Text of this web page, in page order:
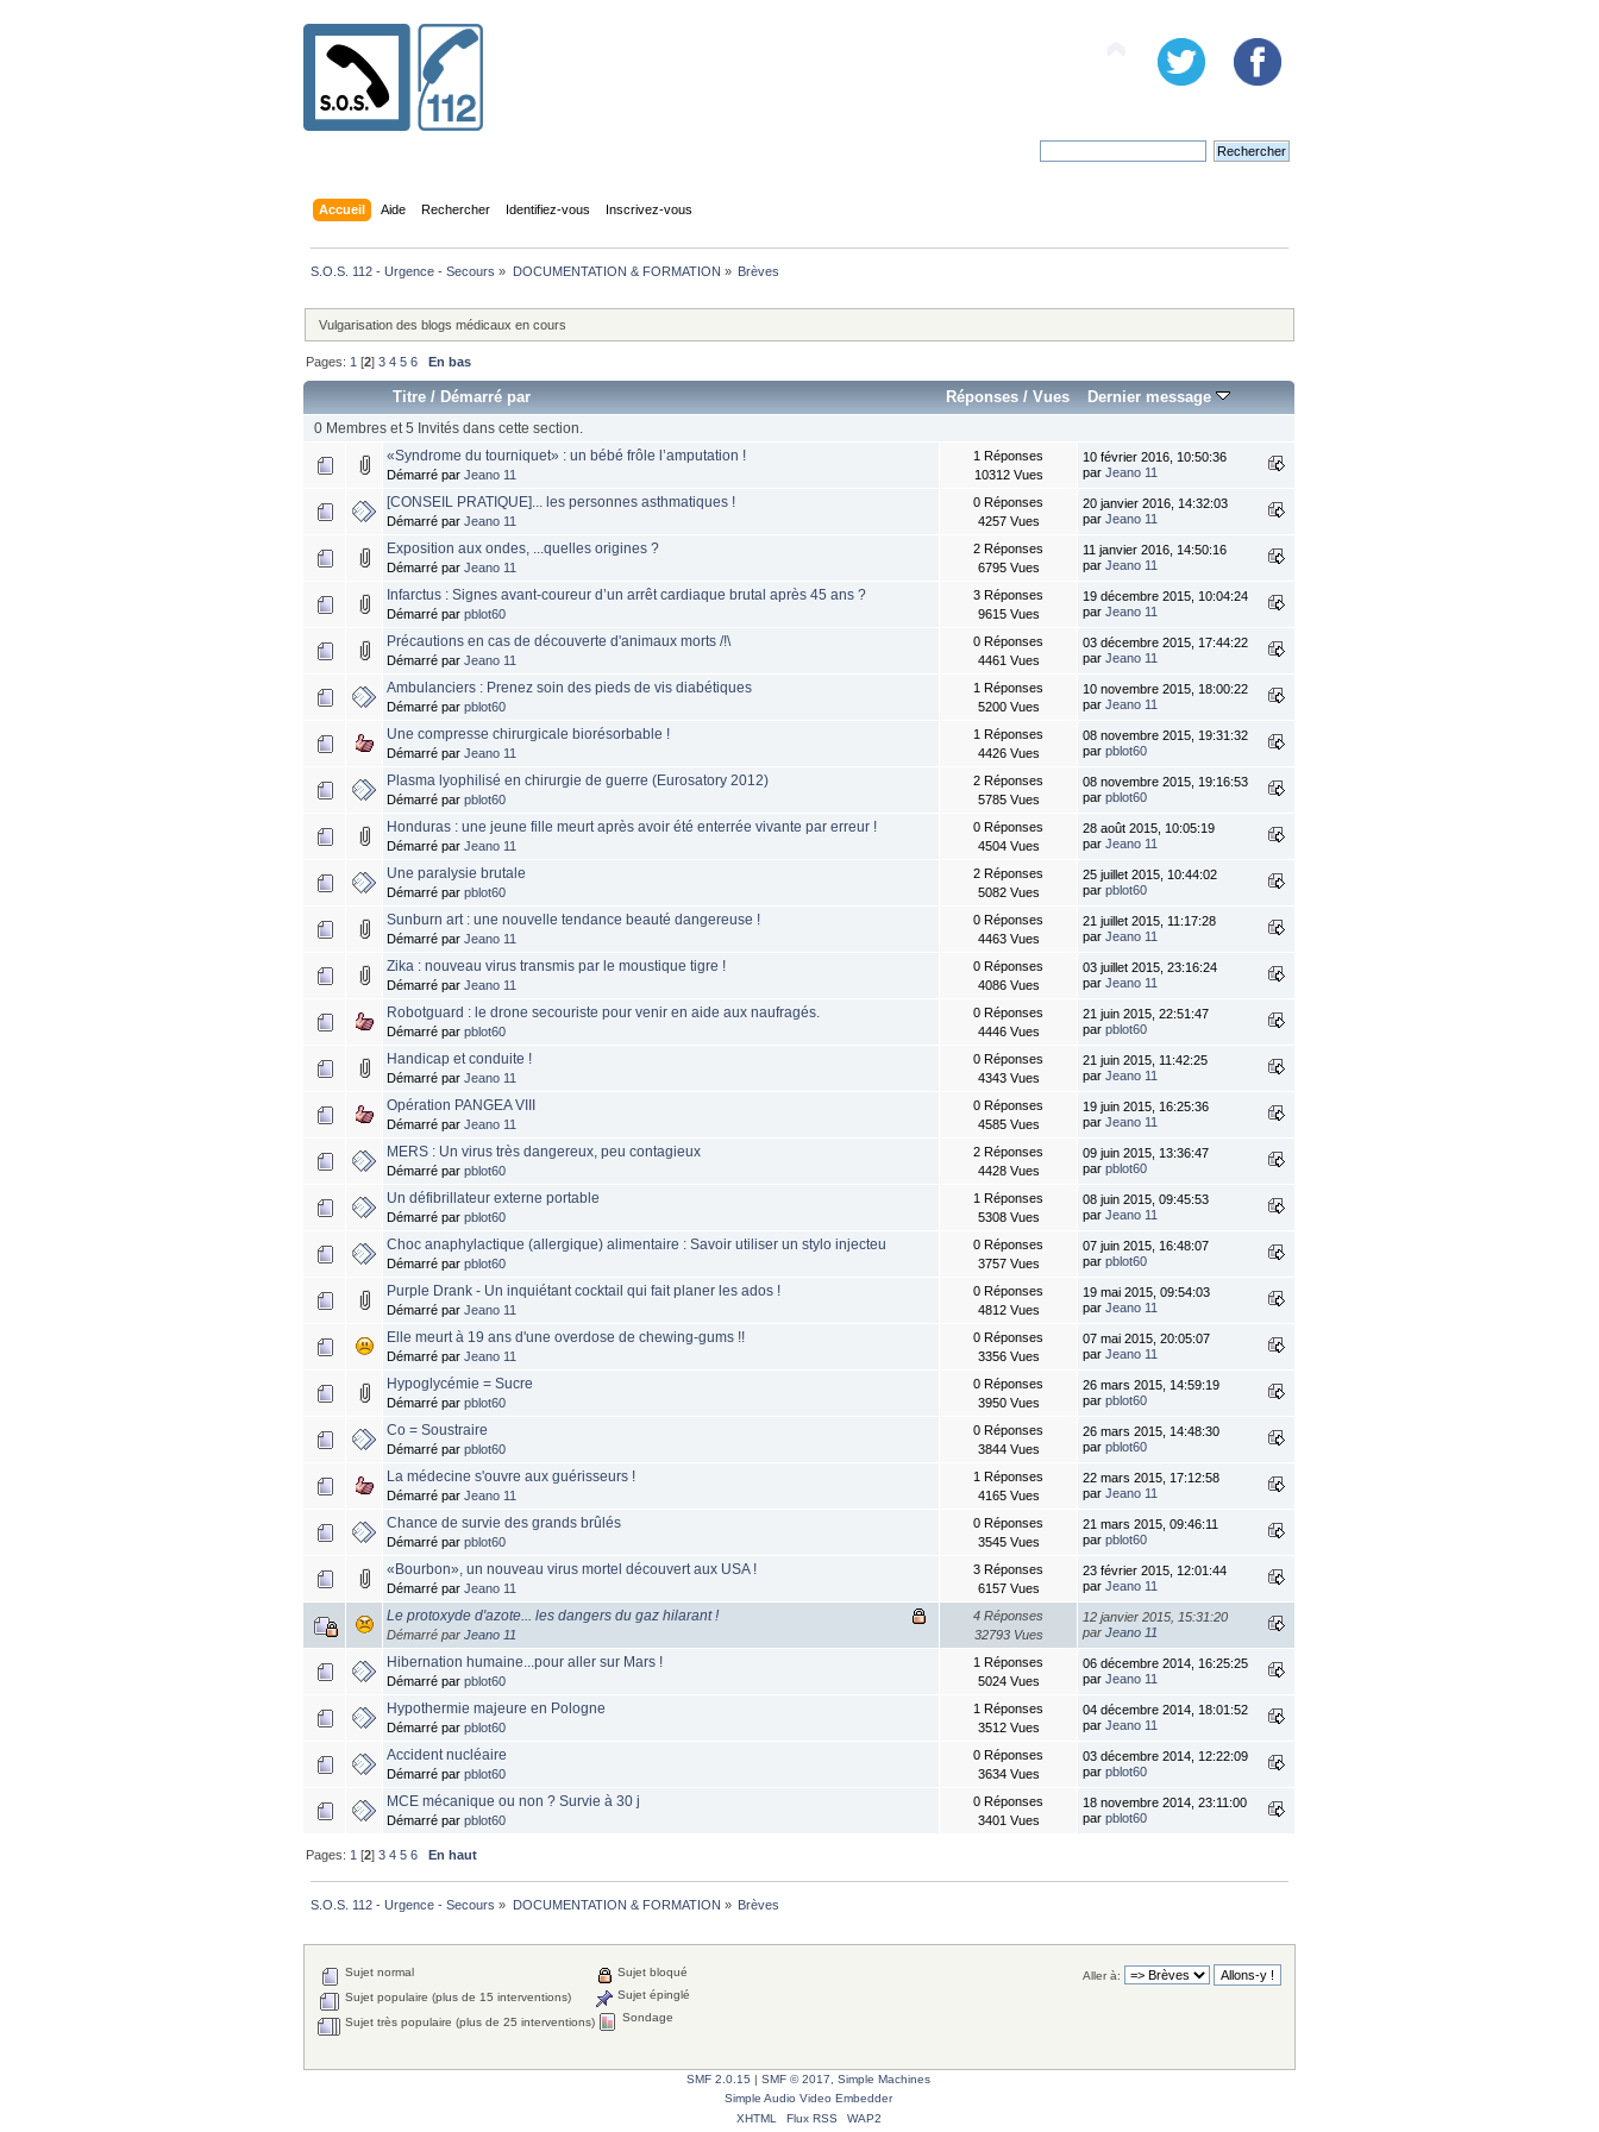
Accueil Aide Rechercher Identifiez-vous Inscrivez-vous
S.O.S. 112 - Urgence - Secours » DOCUMENTATION & FORMATION » Brèves
Vulgarisation des blogs médicaux en cours
Pages: 1 [2]3 4 5 6 En bas
Titre / Démarré par Réponses /Vues Dernier message
0 Membres et 5 Invités dans cette section.
«Syndrome du tourniquet» : un bébé frôle l’amputation !
Démarré parJeano 11
1 Réponses
10312 Vues
10 février 2016, 10:50:36
parJeano 11
[CONSEIL PRATIQUE]... les personnes asthmatiques !
Démarré parJeano 11
0 Réponses
4257 Vues
20 janvier 2016, 14:32:03
parJeano 11
Exposition aux ondes, ...quelles origines ?
Démarré parJeano 11
2 Réponses
6795 Vues
11 janvier 2016, 14:50:16
parJeano 11
Infarctus : Signes avant-coureur d’un arrêt cardiaque brutal après 45 ans ?
Démarré parpblot60
3 Réponses
9615 Vues
19 décembre 2015, 10:04:24
parJeano 11
Précautions en cas de découverte d'animaux morts /!\
Démarré parJeano 11
0 Réponses
4461 Vues
03 décembre 2015, 17:44:22
parJeano 11
Ambulanciers : Prenez soin des pieds de vis diabétiques
Démarré parpblot60
1 Réponses
5200 Vues
10 novembre 2015, 18:00:22
parJeano 11
Une compresse chirurgicale biorésorbable !
Démarré parJeano 11
1 Réponses
4426 Vues
08 novembre 2015, 19:31:32
parpblot60
Plasma lyophilisé en chirurgie de guerre (Eurosatory 2012)
Démarré parpblot60
2 Réponses
5785 Vues
08 novembre 2015, 19:16:53
parpblot60
Honduras : une jeune fille meurt après avoir été enterrée vivante par erreur !
Démarré parJeano 11
0 Réponses
4504 Vues
28 août 2015, 10:05:19
parJeano 11
Une paralysie brutale
Démarré parpblot60
2 Réponses
5082 Vues
25 juillet 2015, 10:44:02
parpblot60
Sunburn art : une nouvelle tendance beauté dangereuse !
Démarré parJeano 11
0 Réponses
4463 Vues
21 juillet 2015, 11:17:28
parJeano 11
Zika : nouveau virus transmis par le moustique tigre !
Démarré parJeano 11
0 Réponses
4086 Vues
03 juillet 2015, 23:16:24
parJeano 11
Robotguard : le drone secouriste pour venir en aide aux naufragés.
Démarré parpblot60
0 Réponses
4446 Vues
21 juin 2015, 22:51:47
parpblot60
Handicap et conduite !
Démarré parJeano 11
0 Réponses
4343 Vues
21 juin 2015, 11:42:25
parJeano 11
Opération PANGEA VIII
Démarré parJeano 11
0 Réponses
4585 Vues
19 juin 2015, 16:25:36
parJeano 11
MERS : Un virus très dangereux, peu contagieux
Démarré parpblot60
2 Réponses
4428 Vues
09 juin 2015, 13:36:47
parpblot60
Un défibrillateur externe portable
Démarré parpblot60
1 Réponses
5308 Vues
08 juin 2015, 09:45:53
parJeano 11
Choc anaphylactique (allergique) alimentaire : Savoir utiliser un stylo injecteu
Démarré parpblot60
0 Réponses
3757 Vues
07 juin 2015, 16:48:07
parpblot60
Purple Drank - Un inquiétant cocktail qui fait planer les ados !
Démarré parJeano 11
0 Réponses
4812 Vues
19 mai 2015, 09:54:03
parJeano 11
Elle meurt à 19 ans d'une overdose de chewing-gums !!
Démarré parJeano 11
0 Réponses
3356 Vues
07 mai 2015, 20:05:07
parJeano 11
Hypoglycémie = Sucre
Démarré parpblot60
0 Réponses
3950 Vues
26 mars 2015, 14:59:19
parpblot60
Co = Soustraire
Démarré parpblot60
0 Réponses
3844 Vues
26 mars 2015, 14:48:30
parpblot60
La médecine s'ouvre aux guérisseurs !
Démarré parJeano 11
1 Réponses
4165 Vues
22 mars 2015, 17:12:58
parJeano 11
Chance de survie des grands brûlés
Démarré parpblot60
0 Réponses
3545 Vues
21 mars 2015, 09:46:11
parpblot60
«Bourbon», un nouveau virus mortel découvert aux USA !
Démarré parJeano 11
3 Réponses
6157 Vues
23 février 2015, 12:01:44
parJeano 11
Le protoxyde d'azote... les dangers du gaz hilarant !
Démarré parJeano 11
4 Réponses
32793 Vues
12 janvier 2015, 15:31:20
parJeano 11
Hibernation humaine...pour aller sur Mars !
Démarré parpblot60
1 Réponses
5024 Vues
06 décembre 2014, 16:25:25
parJeano 11
Hypothermie majeure en Pologne
Démarré parpblot60
1 Réponses
3512 Vues
04 décembre 2014, 18:01:52
parJeano 11
Accident nucléaire
Démarré parpblot60
0 Réponses
3634 Vues
03 décembre 2014, 12:22:09
parpblot60
MCE mécanique ou non ? Survie à 30 j
Démarré parpblot60
0 Réponses
3401 Vues
18 novembre 2014, 23:11:00
parpblot60
Pages: 1 [2]3 4 5 6 En haut
S.O.S. 112 - Urgence - Secours » DOCUMENTATION & FORMATION » Brèves
Aller à:
Sujet normal
Sujet populaire (plus de 15 interventions)
Sujet très populaire (plus de 25 interventions)
Sujet bloqué
Sujet épinglé
Sondage
SMF 2.0.15 | SMF © 2017
Simple Machines
Simple Audio Video Embedder
XHTML
Flux RSS WAP2